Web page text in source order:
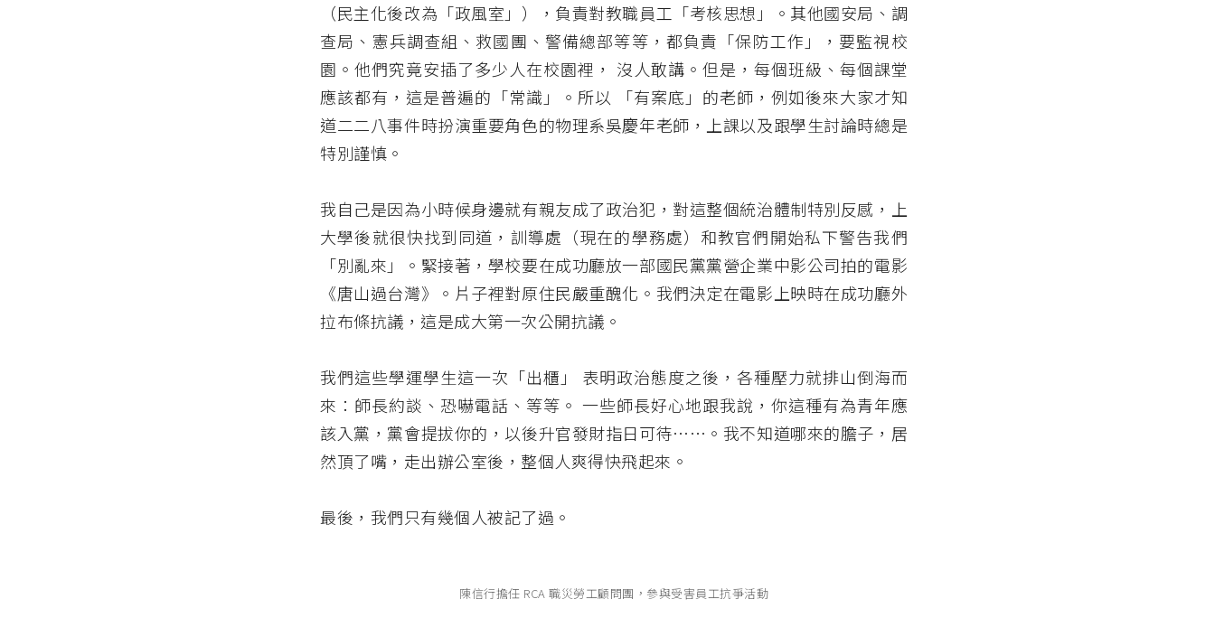
（民主化後改為「政風室」），負責對教職員工「考核思想」。其他國安局、調
查局、憲兵調查組、救國團、警備總部等等，都負責「保防工作」，要監視校
園。他們究竟安插了多少人在校園裡， 沒人敢講。但是，每個班級、每個課堂
應該都有，這是普遍的「常識」。所以 「有案底」的老師，例如後來大家才知
道二二八事件時扮演重要角色的物理系吳慶年老師，上課以及跟學生討論時總是
特別謹慎。
我自己是因為小時候身邊就有親友成了政治犯，對這整個統治體制特別反感，上
大學後就很快找到同道，訓導處（現在的學務處）和教官們開始私下警告我們
「別亂來」。緊接著，學校要在成功廳放一部國民黨黨營企業中影公司拍的電影
《唐山過台灣》。片子裡對原住民嚴重醜化。我們決定在電影上映時在成功廳外
拉布條抗議，這是成大第一次公開抗議。
我們這些學運學生這一次「出櫃」 表明政治態度之後，各種壓力就排山倒海而
來：師長約談、恐嚇電話、等等。 一些師長好心地跟我說，你這種有為青年應
該入黨，黨會提拔你的，以後升官發財指日可待⋯⋯。我不知道哪來的膽子，居
然頂了嘴，走出辦公室後，整個人爽得快飛起來。
最後，我們只有幾個人被記了過。
陳信行擔任 RCA 職災勞工顧問團，參與受害員工抗爭活動